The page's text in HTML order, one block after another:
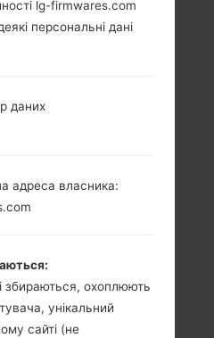
OMAP 3630
lg-firmwares.com
персональні дані
даних
адреса власника:
збираються, охоплюють
унікальний
сайті (не